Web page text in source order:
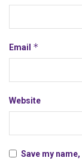
Email *
Website
Save my